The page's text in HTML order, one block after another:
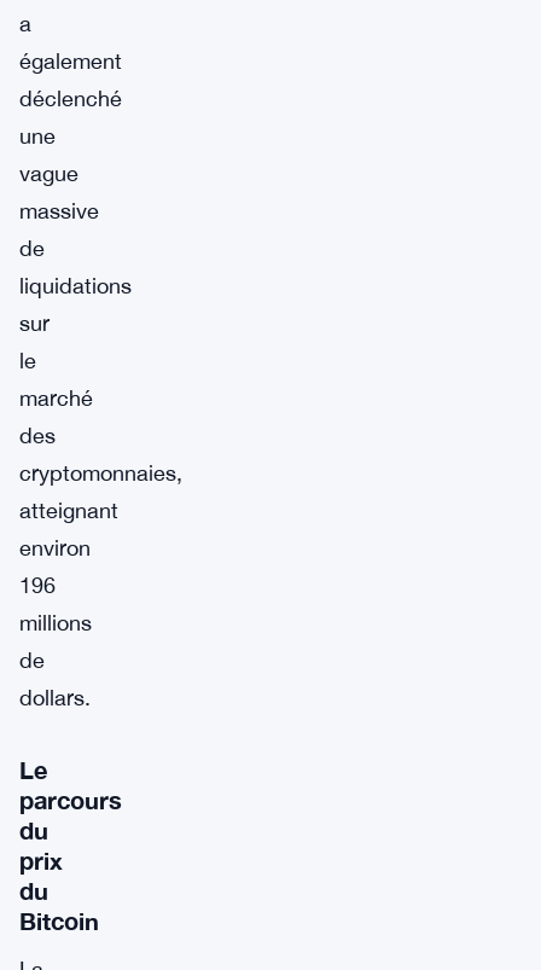
a
également
déclenché
une
vague
massive
de
liquidations
sur
le
marché
des
cryptomonnaies,
atteignant
environ
196
millions
de
dollars.
Le
parcours
du
prix
du
Bitcoin